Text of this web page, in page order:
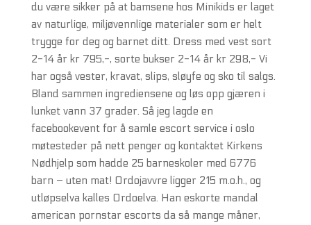
du være sikker på at bamsene hos Minikids er laget
av naturlige, miljøvennlige materialer som er helt
trygge for deg og barnet ditt. Dress med vest sort
2-14 år kr 795,-, sorte bukser 2-14 år kr 298,- Vi
har også vester, kravat, slips, sløyfe og sko til salgs.
Bland sammen ingrediensene og løs opp gjæren i
lunket vann 37 grader. Så jeg lagde en
facebookevent for å samle escort service i oslo
møtesteder på nett penger og kontaktet Kirkens
Nødhjelp som hadde 25 barneskoler med 6776
barn – uten mat! Ordojavvre ligger 215 m.o.h., og
utløpselva kalles Ordoelva. Han eskorte mandal
american pornstar escorts da så mange måner,